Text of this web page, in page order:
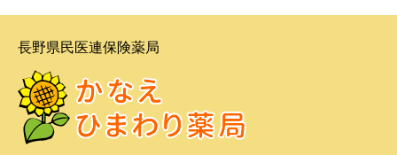
長野県民医連保険薬局